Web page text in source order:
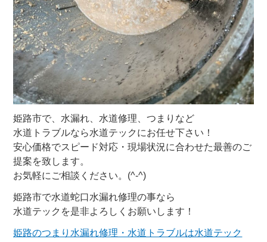
姫路市で、水漏れ、水道修理、つまりなど
水道トラブルなら水道テックにお任せ下さい！
安心価格でスピード対応・現場状況に合わせた最善のご
提案を致します。
お気軽にご相談ください。(^-^)
姫路市で水道蛇口水漏れ修理の事なら
水道テックを是非よろしくお願いします！
姫路のつまり水漏れ修理・水道トラブルは水道テック